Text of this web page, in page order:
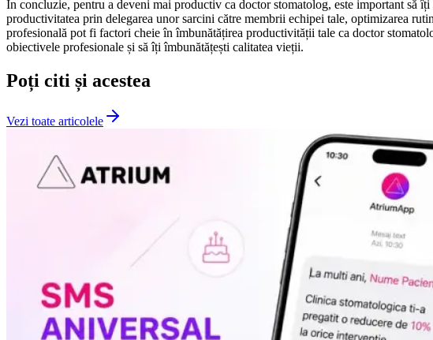
În concluzie, pentru a deveni mai productiv ca doctor stomatolog, este important să
productivitatea prin delegarea unor sarcini către membrii echipei tale, optimizarea
profesională pot fi factori cheie în îmbunătățirea productivității tale ca doctor
obiectivele profesionale și să îți îmbunătățești calitatea vieții.
Poți citi și acestea
Vezi toate articolele